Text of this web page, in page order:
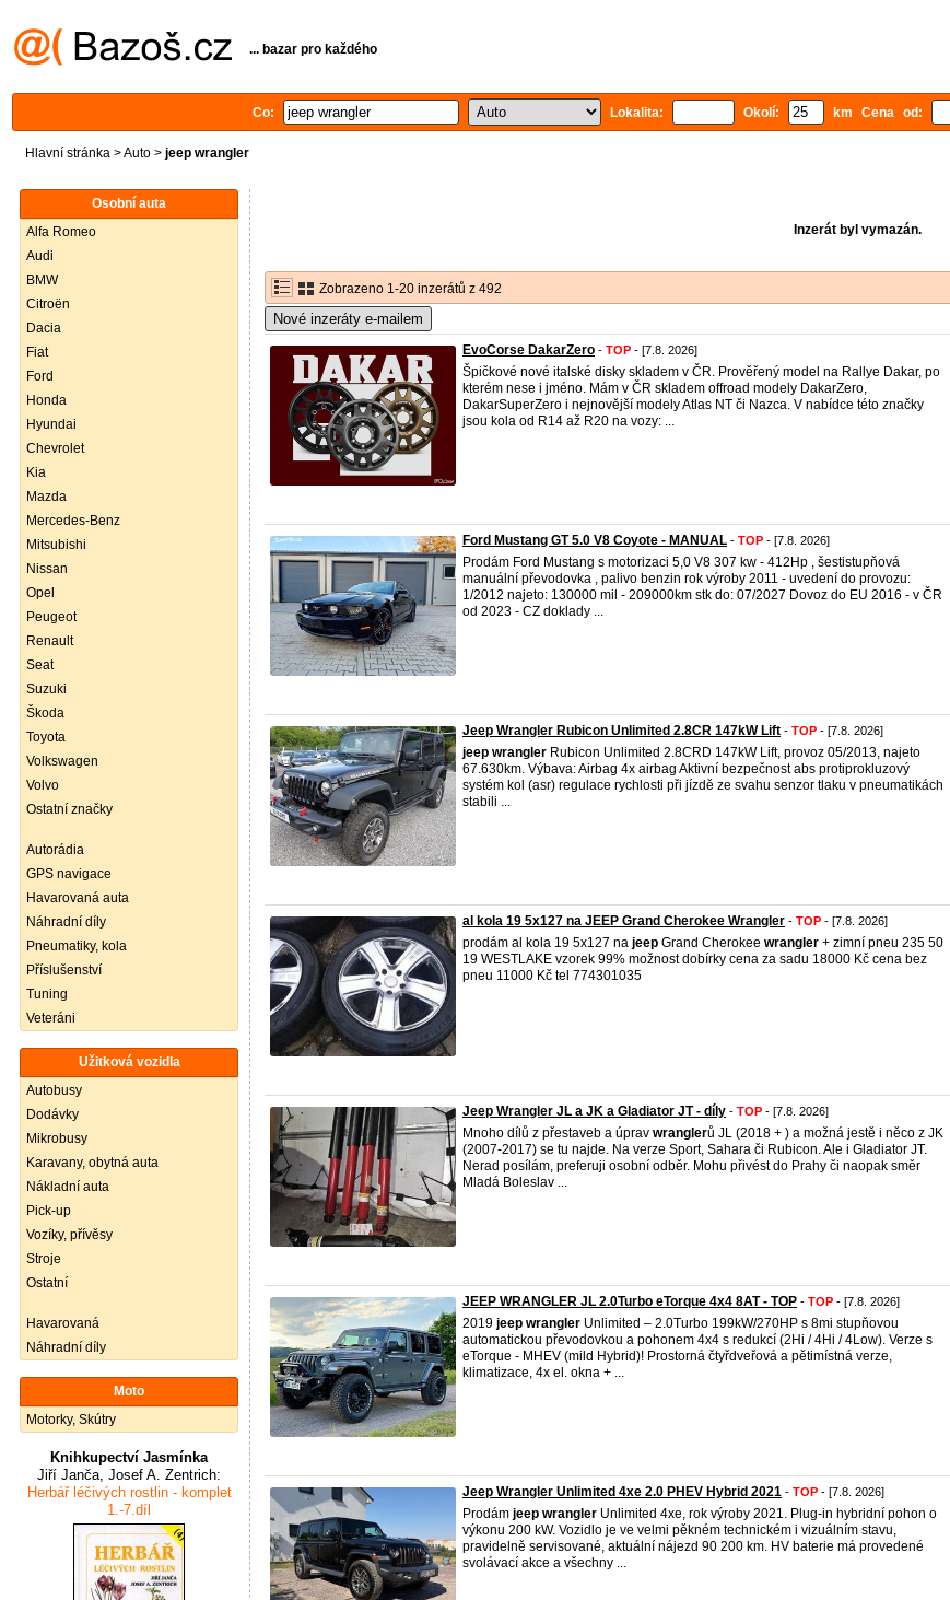
... bazar pro každého
Co: Lokalita: Okolí: km Cena od:
Hlavní stránka >Auto > jeep wrangler
Osobní auta
Alfa Romeo
Audi
BMW
Citroën
Dacia
Fiat
Ford
Honda
Hyundai
Chevrolet
Kia
Mazda
Mercedes-Benz
Mitsubishi
Nissan
Opel
Peugeot
Renault
Seat
Suzuki
Škoda
Toyota
Volkswagen
Volvo
Ostatní značky
Autorádia
GPS navigace
Havarovaná auta
Náhradní díly
Pneumatiky, kola
Příslušenství
Tuning
Veteráni
Užitková vozidla
Autobusy
Dodávky
Mikrobusy
Karavany, obytná auta
Nákladní auta
Pick-up
Vozíky, přívěsy
Stroje
Ostatní
Havarovaná
Náhradní díly
Moto
Motorky, Skútry
Knihkupectví Jasmínka
Jiří Janča, Josef A. Zentrich:
Herbář léčivých rostlin - komplet
1.-7.díl
Inzerát byl vymazán.
Zobrazeno 1-20 inzerátů z 492
Nové inzeráty e-mailem
EvoCorse DakarZero - TOP - [7.8. 2026]
Špičkové nové italské disky skladem v ČR. Prověřený model na Rallye Dakar, po
kterém nese i jméno. Mám v ČR skladem offroad modely DakarZero,
DakarSuperZero i nejnovější modely Atlas NT či Nazca. V nabídce této značky
jsou kola od R14 až R20 na vozy: ...
Ford Mustang GT 5.0 V8 Coyote - MANUAL - TOP - [7.8. 2026]
Prodám Ford Mustang s motorizaci 5,0 V8 307 kw - 412Hp , šestistupňová
manuální převodovka , palivo benzin rok výroby 2011 - uvedení do provozu:
1/2012 najeto: 130000 mil - 209000km stk do: 07/2027 Dovoz do EU 2016 - v ČR
od 2023 - CZ doklady ...
Jeep Wrangler Rubicon Unlimited 2.8CR 147kW Lift - TOP - [7.8. 2026]
jeep wrangler Rubicon Unlimited 2.8CRD 147kW Lift, provoz 05/2013, najeto
67.630km. Výbava: Airbag 4x airbag Aktivní bezpečnost abs protiprokluzový
systém kol (asr) regulace rychlosti při jízdě ze svahu senzor tlaku v pneumatikách
stabili ...
al kola 19 5x127 na JEEP Grand Cherokee Wrangler - TOP - [7.8. 2026]
prodám al kola 19 5x127 na jeep Grand Cherokee wrangler + zimní pneu 235 50
19 WESTLAKE vzorek 99% možnost dobírky cena za sadu 18000 Kč cena bez
pneu 11000 Kč tel 774301035
Jeep Wrangler JL a JK a Gladiator JT - díly - TOP - [7.8. 2026]
Mnoho dílů z přestaveb a úprav wranglerů JL (2018 + ) a možná jestě i něco z JK
(2007-2017) se tu najde. Na verze Sport, Sahara či Rubicon. Ale i Gladiator JT.
Nerad posílám, preferuji osobní odběr. Mohu přivést do Prahy či naopak směr
Mladá Boleslav ...
JEEP WRANGLER JL 2.0Turbo eTorque 4x4 8AT - TOP - TOP - [7.8. 2026]
2019 jeep wrangler Unlimited – 2.0Turbo 199kW/270HP s 8mi stupňovou
automatickou převodovkou a pohonem 4x4 s redukcí (2Hi / 4Hi / 4Low). Verze s
eTorque - MHEV (mild Hybrid)! Prostorná čtyřdveřová a pětimístná verze,
klimatizace, 4x el. okna + ...
Jeep Wrangler Unlimited 4xe 2.0 PHEV Hybrid 2021 - TOP - [7.8. 2026]
Prodám jeep wrangler Unlimited 4xe, rok výroby 2021. Plug-in hybridní pohon o
výkonu 200 kW. Vozidlo je ve velmi pěkném technickém i vizuálním stavu,
pravidelně servisované, aktuální nájezd 90 200 km. HV baterie má provedené
svolávací akce a všechny ...